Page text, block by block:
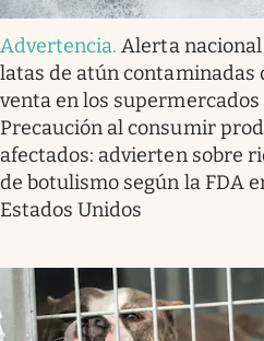
Advertencia.Alerta
latas de atún contaminadas
venta en los supermercados
Precaución al consumir
afectados: advierten sobre
de botulismo según la FDA
Estados Unidos